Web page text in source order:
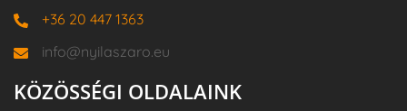
+36 20 447 1363
info@nyilaszaro.eu
KÖZÖSSÉGI OLDALAINK